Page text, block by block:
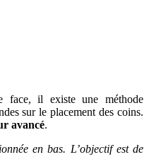
face, il existe une méthode
sur le placement des coins.
avancé.
en bas. L’objectif est de